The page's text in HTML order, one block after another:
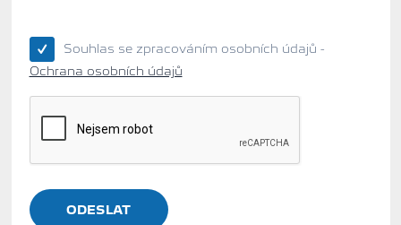
Souhlas se zpracováním osobních údajů -
Ochrana osobních údajů